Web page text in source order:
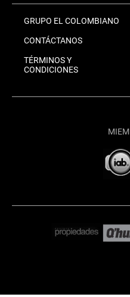
GRUPO EL COLOMBIANO
CONTÁCTANOS
TÉRMINOS Y
CONDICIONES